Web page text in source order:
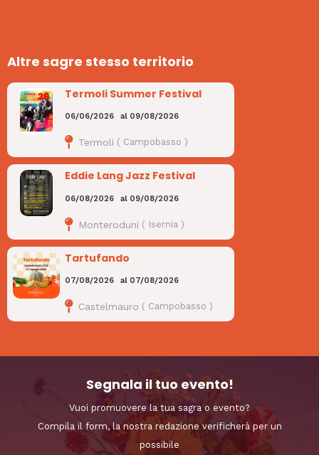
Altre sagre stesso territorio
Termoli Summer Festival
06/06/2026 al 09/08/2026
Termoli ( Campobasso )
Eddie Lang Jazz Festival
06/08/2026 al 09/08/2026
Monteroduni ( Isernia )
Tartufando
07/08/2026 al 07/08/2026
Castelmauro ( Campobasso )
Segnala il tuo evento!
Vuoi promuovere la tua sagra o evento?
Compila il form, la nostra redazione verificherà per un
possibile